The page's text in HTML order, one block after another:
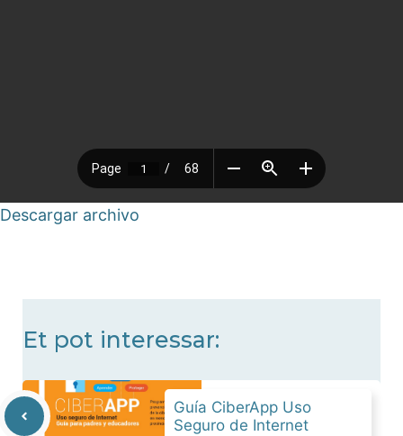
Descargar archivo
Et pot interessar:
Guía CiberApp Uso
Seguro de Internet